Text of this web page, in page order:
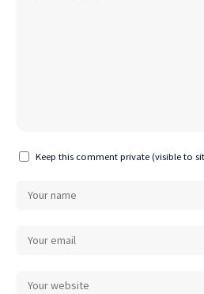
Keep this comment private (visible to